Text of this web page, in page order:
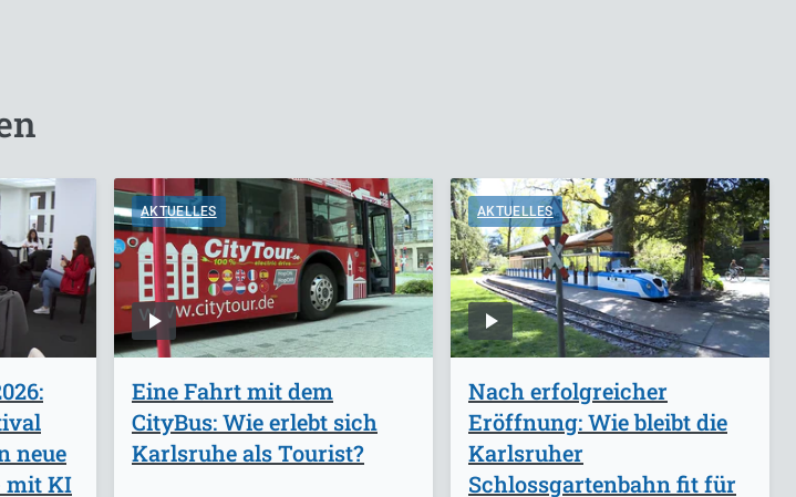
neue
mit KI
AKTUELLES
Eine Fahrt mit dem
CityBus: Wie erlebt sich
Karlsruhe als Tourist?
AKTUELLES
Nach erfolgreicher
Eröffnung: Wie bleibt die
Karlsruher
Schlossgartenbahn fit für